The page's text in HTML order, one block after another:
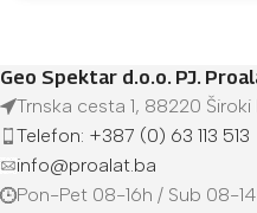
Geo Spektar d.o.o. PJ.
Trnska cesta 1, 88220 Široki
Telefon: +387 (0) 63 113 513
info@proalat.ba
Pon-Pet 08-16h / Sub 08-